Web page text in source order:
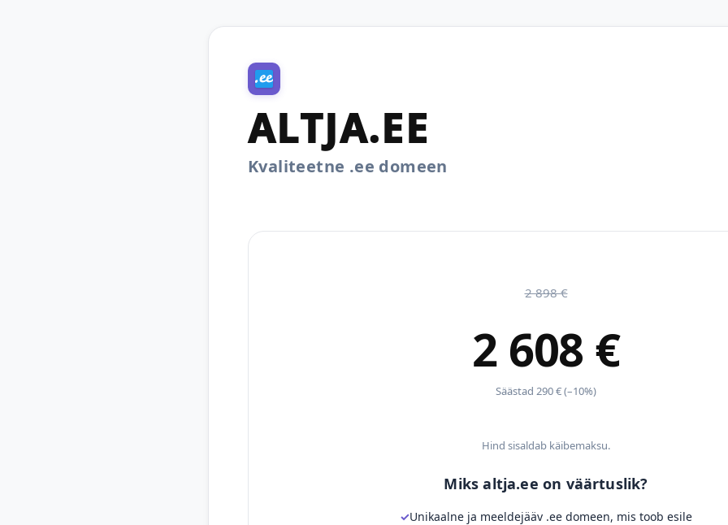
ALTJA.EE
Kvaliteetne .ee domeen
2 898 €
2 608 €
Säästad 290 € (–10%)
Hind sisaldab käibemaksu.
Miks altja.ee on väärtuslik?
Unikaalne ja meeldejääv .ee domeen, mis toob esile